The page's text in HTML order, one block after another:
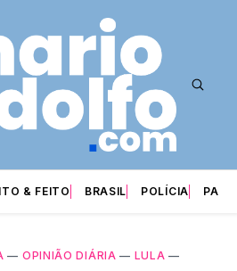
& FEITO BRASIL POLÍCIA
— OPINIÃO DIÁRIA — LULA —